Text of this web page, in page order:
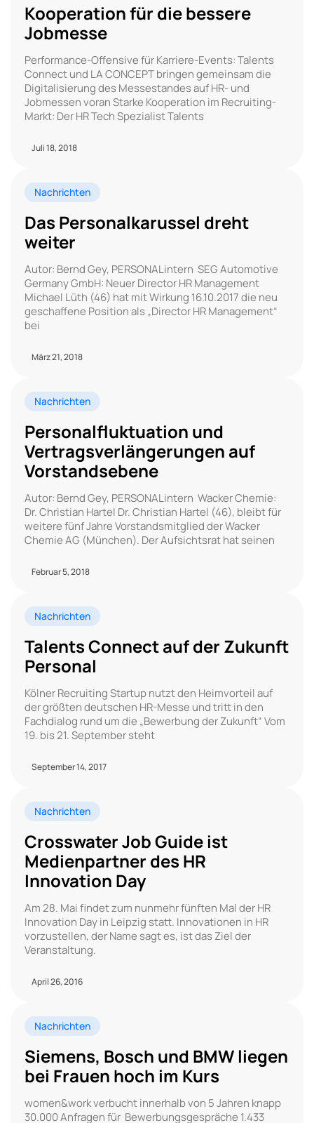
Kooperation für die bessere
Jobmesse
Performance-Offensive für Karriere-Events: Talents
Connect und LA CONCEPT bringen gemeinsam die
Digitalisierung des Messestandes auf HR- und
Jobmessen voran Starke Kooperation im Recruiting-
Markt: Der HR Tech Spezialist Talents
Juli 18, 2018
Nachrichten
Das Personalkarussel dreht
weiter
Autor: Bernd Gey, PERSONALintern SEG Automotive
Germany GmbH: Neuer Director HR Management
Michael Lüth (46) hat mit Wirkung 16.10.2017 die neu
geschaffene Position als „Director HR Management“
bei
März 21, 2018
Nachrichten
Personalfluktuation und
Vertragsverlängerungen auf
Vorstandsebene
Autor: Bernd Gey, PERSONALintern Wacker Chemie:
Dr. Christian Hartel Dr. Christian Hartel (46), bleibt für
weitere fünf Jahre Vorstandsmitglied der Wacker
Chemie AG (München). Der Aufsichtsrat hat seinen
Februar 5, 2018
Nachrichten
Talents Connect auf der Zukunft
Personal
Kölner Recruiting Startup nutzt den Heimvorteil auf
der größten deutschen HR-Messe und tritt in den
Fachdialog rund um die „Bewerbung der Zukunft“ Vom
19. bis 21. September steht
September 14, 2017
Nachrichten
Crosswater Job Guide ist
Medienpartner des HR
Innovation Day
Am 28. Mai findet zum nunmehr fünften Mal der HR
Innovation Day in Leipzig statt. Innovationen in HR
vorzustellen, der Name sagt es, ist das Ziel der
Veranstaltung.
April 26, 2016
Nachrichten
Siemens, Bosch und BMW liegen
bei Frauen hoch im Kurs
women&work verbucht innerhalb von 5 Jahren knapp
30.000 Anfragen für Bewerbungsgespräche 1.433